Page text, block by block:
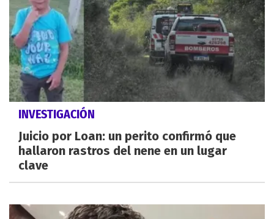
INVESTIGACIÓN
Juicio por Loan: un perito confirmó que
hallaron rastros del nene en un lugar
clave